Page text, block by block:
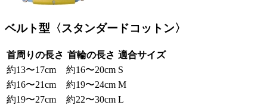
ベルト型〈スタンダードコットン〉
首周りの長さ 首輪の長さ 適合サイズ
約13〜17cm
約16〜20cm S
約16〜21cm
約19〜24cm M
約19〜27cm
約22〜30cm L